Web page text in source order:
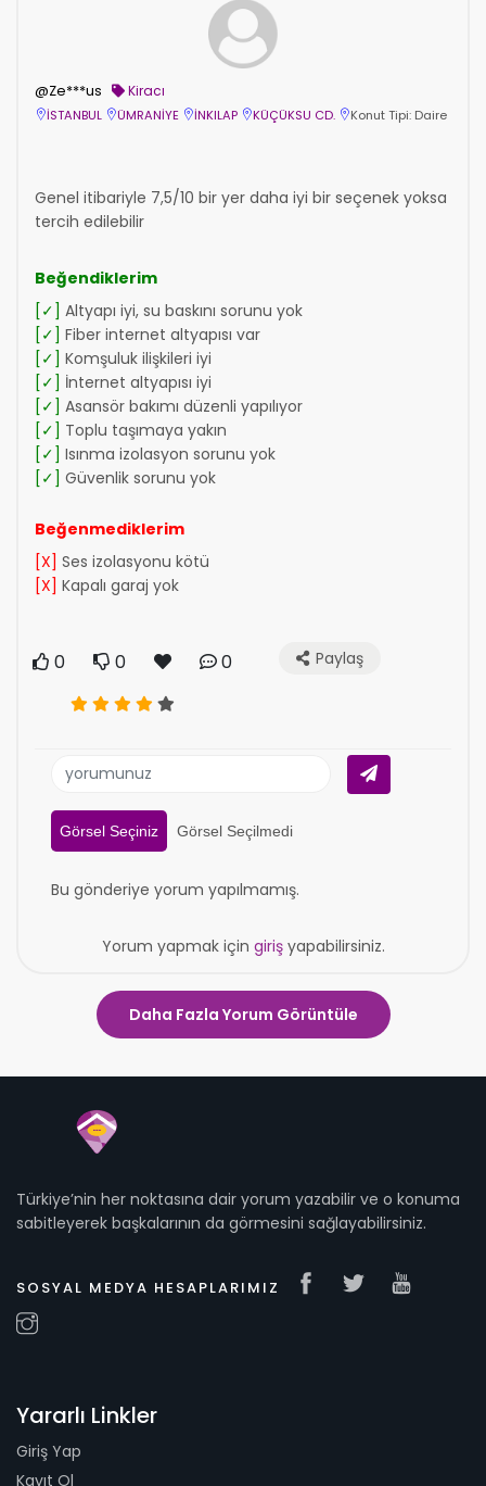
@Ze***us Kiracı
İSTANBUL ÜMRANİYE İNKILAP KÜÇÜKSU CD. Konut Tipi: Daire
Genel itibariyle 7,5/10 bir yer daha iyi bir seçenek yoksa
tercih edilebilir
Beğendiklerim
[✓] Altyapı iyi, su baskını sorunu yok
[✓] Fiber internet altyapısı var
[✓] Komşuluk ilişkileri iyi
[✓] İnternet altyapısı iyi
[✓] Asansör bakımı düzenli yapılıyor
[✓] Toplu taşımaya yakın
[✓] Isınma izolasyon sorunu yok
[✓] Güvenlik sorunu yok
Beğenmediklerim
[X] Ses izolasyonu kötü
[X] Kapalı garaj yok
0 0 0 Paylaş
Görsel Seçiniz Görsel Seçilmedi
Bu gönderiye yorum yapılmamış.
Yorum yapmak için girişyapabilirsiniz.
Daha Fazla Yorum Görüntüle
Türkiye’nin her noktasına dair yorum yazabilir ve o konuma
sabitleyerek başkalarının da görmesini sağlayabilirsiniz.
SOSYAL MEDYA HESAPLARIMIZ
Yararlı Linkler
Giriş Yap
Kayıt Ol